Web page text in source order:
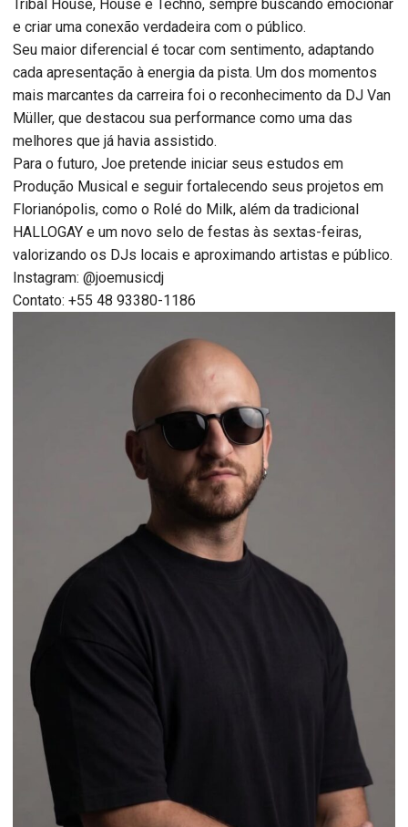
Tribal House, House e Techno, sempre buscando emocionar
e criar uma conexão verdadeira com o público.
Seu maior diferencial é tocar com sentimento, adaptando
cada apresentação à energia da pista. Um dos momentos
mais marcantes da carreira foi o reconhecimento da DJ Van
Müller, que destacou sua performance como uma das
melhores que já havia assistido.
Para o futuro, Joe pretende iniciar seus estudos em
Produção Musical e seguir fortalecendo seus projetos em
Florianópolis, como o Rolé do Milk, além da tradicional
HALLOGAY e um novo selo de festas às sextas-feiras,
valorizando os DJs locais e aproximando artistas e público.
Instagram: @joemusicdj
Contato: +55 48 93380-1186